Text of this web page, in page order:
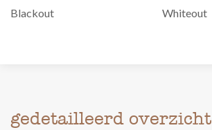
Blackout Whiteout
gedetailleerd overzicht